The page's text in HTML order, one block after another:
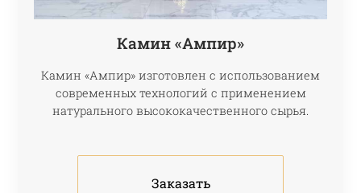
Камин «Ампир»
Камин «Ампир» изготовлен с использованием
современных технологий с применением
натурального высококачественного сырья.
Заказать